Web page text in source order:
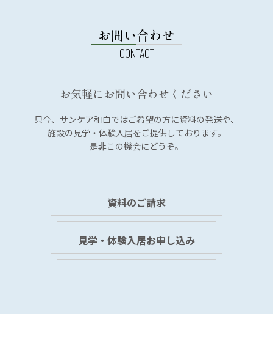
お問い合わせ
お気軽にお問い合わせください
只今、サンケア和白ではご希望の方に資料の発送や、
施設の見学・体験入居をご提供しております。
是非この機会にどうぞ。
資料のご請求
見学・体験入居お申し込み